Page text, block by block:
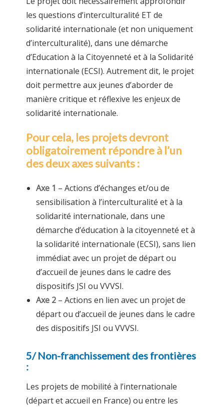
les questions d’interculturalité ET de
solidarité internationale (et non uniquement
d’interculturalité), dans une démarche
d’Education à la Citoyenneté et à la Solidarité
internationale (ECSI). Autrement dit, le projet
doit permettre aux jeunes d’aborder de
manière critique et réflexive les enjeux de
solidarité internationale.
Pour cela, les projets devront
obligatoirement répondre à l’un
des deux axes suivants :
Axe 1 – Actions d’échanges et/ou de
sensibilisation à l’interculturalité et à la
solidarité internationale, dans une
démarche d’éducation à la citoyenneté et à
la solidarité internationale (ECSI), sans lien
immédiat avec un projet de départ ou
d’accueil de jeunes dans le cadre des
dispositifs JSI ou VVVSI.
Axe 2 – Actions en lien avec un projet de
départ ou d’accueil de jeunes dans le cadre
des dispositifs JSI ou VVVSI.
5/ Non-franchissement des frontières
:
Les projets de mobilité à l’internationale
(départ et accueil en France) ou entre les